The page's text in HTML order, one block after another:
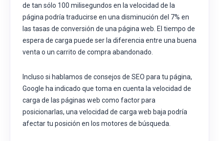
de tan sólo 100 milisegundos en la velocidad de la
página podría traducirse en una disminución del 7% en
las tasas de conversión de una página web. El tiempo de
espera de carga puede ser la diferencia entre una buena
venta o un carrito de compra abandonado.
Incluso si hablamos de consejos de SEO para tu página,
Google ha indicado que toma en cuenta la velocidad de
carga de las páginas web como factor para
posicionarlas, una velocidad de carga web baja podría
afectar tu posición en los motores de búsqueda.